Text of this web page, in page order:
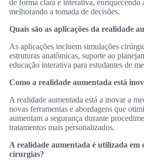
de forma clara e interativa, enriquecendo
melhorando a tomada de decisões.
Quais são as aplicações da realidade
As aplicações incluem simulações
estruturas anatômicas, suporte ao
educação interativa para estudantes de
Como a realidade aumentada está
A realidade aumentada está a inovar a
novas ferramentas e abordagens que
aumentam a segurança durante
tratamentos mais personalizados.
A realidade aumentada é utilizada em
cirurgias?